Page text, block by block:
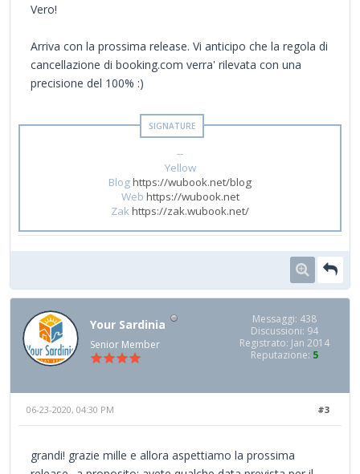
Vero!
Arriva con la prossima release. Vi anticipo che la regola di
cancellazione di booking.com verra' rilevata con una
precisione del 100% :)
--
Yellow
Bloghttps://wubook.net/blog
Web https://wubook.net
Zakhttps://zak.wubook.net/
Your Sardinia
Senior Member
Messaggi: 438
Discussioni: 94
Registrato: Jan 2014
Reputazione: 5
#3
06-23-2020, 04:30 PM
grandi! grazie mille e allora aspettiamo la prossima